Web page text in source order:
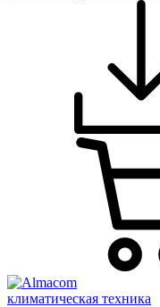
климатическая техника